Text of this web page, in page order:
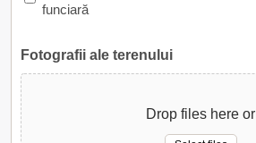
funciară
Fotografii ale terenului
Drop files here or